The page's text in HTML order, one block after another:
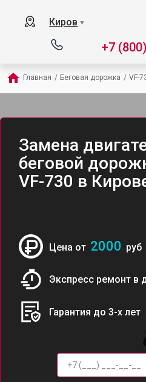
Киров ▼
+7
Главная / Беговая дорожка / VF-
Замена
беговой
VF-730 в
Цена от 2000 руб
Экспресс ремонт в
Гарантия до 3-х лет